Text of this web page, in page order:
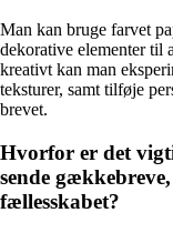
Man kan bruge farvet
dekorative elementer til
kreativt kan man
teksturer, samt tilføje
brevet.
Hvorfor er det
sende
fællesskabet?